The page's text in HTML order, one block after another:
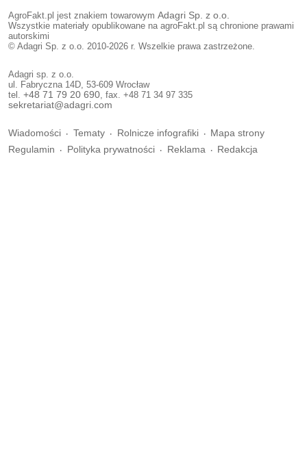
AgroFakt.pl jest znakiem towarowym Adagri Sp. z o.o.
Wszystkie materiały opublikowane na agroFakt.pl są chronione prawami
autorskimi
© Adagri Sp. z o.o. 2010-2026 r. Wszelkie prawa zastrzeżone.
Adagri sp. z o.o.
ul. Fabryczna 14D, 53-609 Wrocław
tel. +48 71 79 20 690 , fax. +48 71 34 97 335
sekretariat@adagri.com
Wiadomości Tematy Rolnicze infografiki
Mapa strony
Regulamin
Polityka prywatności Reklama Redakcja